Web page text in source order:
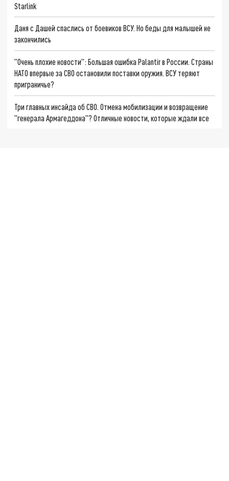
Starlink
Даня с Дашей спаслись от боевиков ВСУ. Но беды для малышей не
закончились
"Очень плохие новости": Большая ошибка Palantir в России. Страны
НАТО впервые за СВО остановили поставки оружия. ВСУ теряют
приграничье?
Три главных инсайда об СВО. Отмена мобилизации и возвращение
"генерала Армагеддона"? Отличные новости, которые ждали все